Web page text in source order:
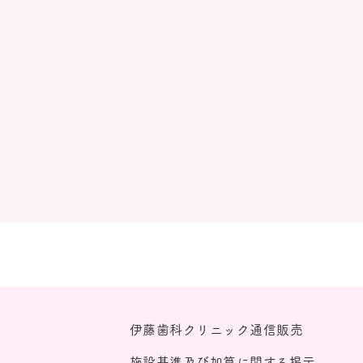
伊藤歯科クリニック通信販売